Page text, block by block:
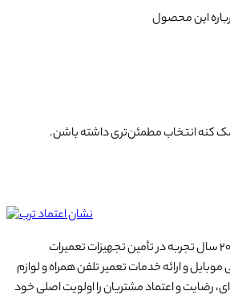
این محصول
کنه انتخاب مطمئن‌تری داشته باشن.
آسان جی‌اس‌ام با نزدیک به ۲۰ سال تجربه در تأمین تجهیزات تعمیرات
و ارائه خدمات تعمیر تلفن همراه و لوازم
رضایت و اعتماد مشتریان را اولویت اصلی خود